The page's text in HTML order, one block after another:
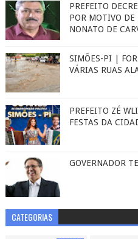
PREFEITO
POR MOTIVO DE
NONATO DE
SIMÕES-PI |
VÁRIAS RUAS
PREFEITO ZÉ
FESTAS DA
GOVERNADOR
CATEGORIAS